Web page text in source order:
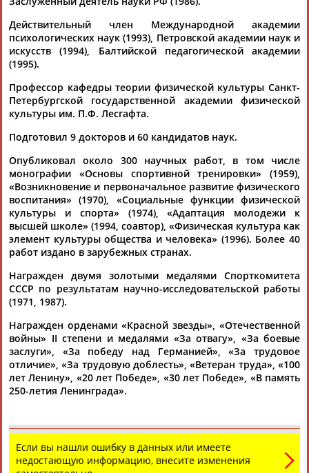
матче серии первого раунда плей-офф КХЛ
...Василий
Пономарев
(4-я минута), Константин Окулов (36),
НиколайПрохоркин (60 и 62), сравнявший счет за 8 секунд
до...
(Проект:Информационное агентство СТАДИОН )
01.04.2026
Хоккеисты "Авангарда" обыграли "Амур" в матче
регулярного чемпионата КХЛ
...(44), Константин Окулов (55), Эндрю Потуральски (56) и
Шварев... ...отметились Дмитрий Рашевский (10-я минута),
Василий
(36), Кирилл Пилипенко (44),
Константин Окулов (55),...
(Проект:Информационное агентство СТАДИОН )
13.02.2026
387 спортсменов из России отбывают дисквалификацию за
допинг
...Маланичев, СергейПономарев, Артем Пузырников Иван
Соловьев,НиколайСуслов, Дмитрий Шведов-Виардо и
(Проект:Информационное агентство СТАДИОН)
03.01.2026
Хоккеисты "Авангарда" обыграли "Нефтехимик" в матче
КХЛ
...(46-я и 64-я минуты), по разу отличились Наиль Якупов (22)
иНиколай
Прохоркин (60). У "Нефтехимика" дубль... ...2:1,
1:0). В составе победителей две шайбы забросил Василий
Пономарев(46-я и 64-я минуты), по разу отличились
Наиль...
Хоккеисты "Авангарда" победили "Трактор" в матче
регулярного чемпионата КХЛ
...минута), Дамир Шарипзянов (11), Дмитрий Рашевский (12,
Действительный член Международной академии
психологических наук (1993), Петровской академии наук и
искусств (1994), Балтийской педагогической академии
(1995).
Профессор кафедры теории физической культуры Санкт-
Петербургской государственной академии физической
культуры им. П.Ф. Лесгафта.
Подготовил 9 докторов и 60 кандидатов наук.
Опубликовал около 300 научных работ, в том числе
монографии «Основы спортивной тренировки» (1959),
«Возникновение и первоначальное развитие физического
воспитания» (1970), «Социальные функции физической
культуры и спорта» (1974), «Адаптация молодежи к
высшей школе» (1994, соавтор), «Физическая культура как
элемент культуры общества и человека» (1996). Более 40
работ издано в зарубежных странах.
Награжден двумя золотыми медалями Спорткомитета
СССР по результатам научно-исследовательской работы
(1971, 1987).
Награжден орденами «Красной звезды», «Отечественной
войны» II степени и медалями «За отвагу», «За боевые
заслуги», «За победу над Германией», «За трудовое
отличие», «За трудовую доблесть», «Ветеран труда», «100
лет Ленину», «20 лет Победе», «30 лет Победе», «В память
250-летия Ленинграда».
Если вы нашли ошибку в данных или имеете
недостающую информацию, внесите изменения